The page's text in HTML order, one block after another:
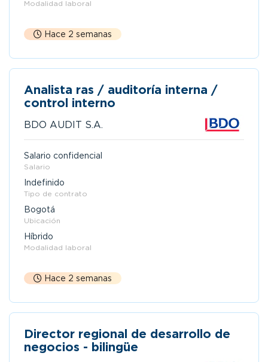
Modalidad laboral
Hace 2 semanas
Analista ras / auditoría interna /
control interno
BDO AUDIT S.A.
Salario confidencial
Salario
Indefinido
Tipo de contrato
Bogotá
Ubicación
Híbrido
Modalidad laboral
Hace 2 semanas
Director regional de desarrollo de
negocios - bilingüe